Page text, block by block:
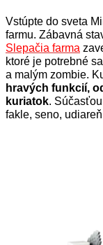
Vstúpte do sveta
farmu. Zábavná
Slepačia farma
ktoré je potrebné
a malým zombie.
hravých funkcií,
kuriatok.
fakle, seno,